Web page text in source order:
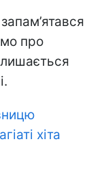
про
хіта